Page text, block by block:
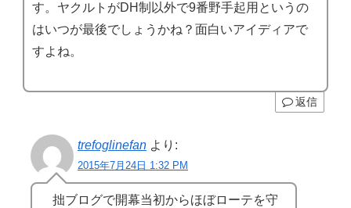
す。ヤクルトがDH制以外で9番野手起用というの
はいつが最後でしょうかね？面白いアイディアで
すよね。
返信
trefoglinefan より:
2015年7月24日 1:32 PM
拙ブログで開幕当初からほぼローテを守